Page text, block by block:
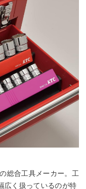
総合工具メーカー。工
広く扱っているのが特